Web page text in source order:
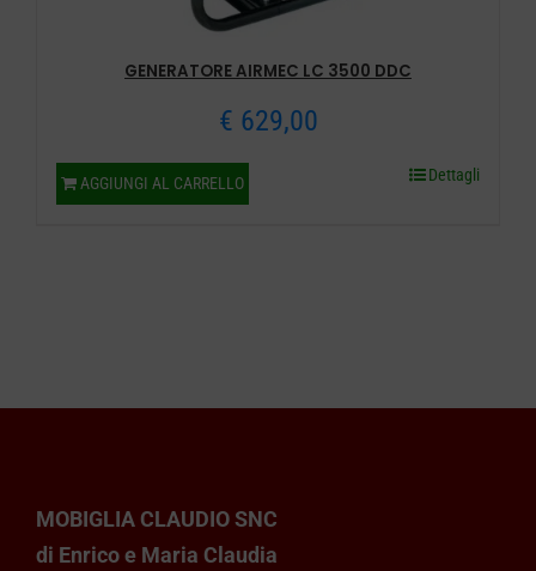
GENERATORE AIRMEC LC 3500 DDC
€ 629,00
AGGIUNGI AL CARRELLO Dettagli
MOBIGLIA CLAUDIO SNC
di Enrico e Maria Claudia